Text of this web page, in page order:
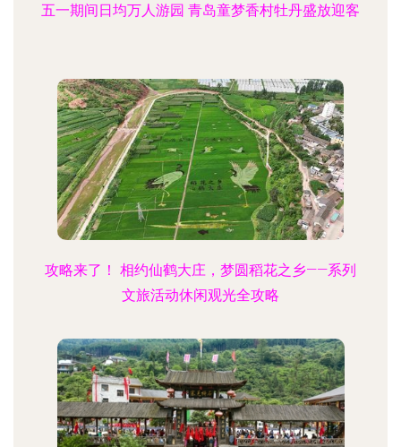
五一期间日均万人游园 青岛童梦香村牡丹盛放迎客
攻略来了！ 相约仙鹤大庄，梦圆稻花之乡——系列
文旅活动休闲观光全攻略